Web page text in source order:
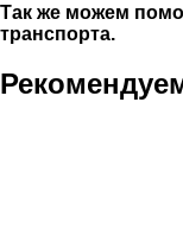
Так же можем
транспорта.